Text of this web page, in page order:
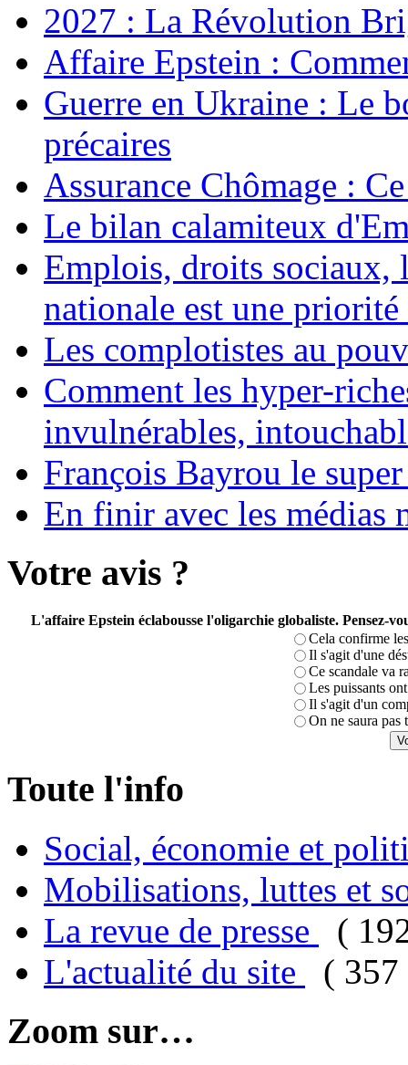
2027 : La Révolution
Affaire Epstein :
Guerre en Ukraine : Le
précaires
Assurance Chômage :
Le bilan calamiteux
Emplois, droits sociaux,
nationale est une
Les complotistes au
Comment les hyper-
invulnérables,
François Bayrou le
En finir avec les médias
Votre avis ?
L'affaire Epstein éclabousse l'oligarchie globaliste. Pensez-
Cela confirme
Il s'agit d'une
Ce scandale va
Les puissants
Il s'agit d'un
On ne saura pas
Toute l'info
Social, économie et
Mobilisations, luttes et
La revue de presse
(
L'actualité du site
( 357
Zoom sur…